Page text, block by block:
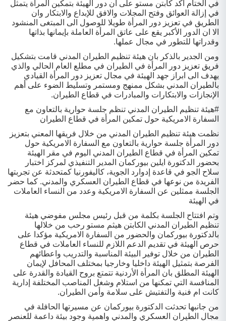
في الختام أكد كابتن مستو على ان دور الهيئة بتمكين المرأة يتمثل
في إزالة العوائق وفتح المجلات والافق للإبداع والابتكار وان
الطريق في تعزيز دور المرأة طويلا للوصول الى المبتغى المنشود
الا ان الدور الأكبر يقع على عاتق المرأة العاملة بإيمانها بذاتها
وقدراتها للتطور في مجال عملها.
ومن الجدير بالذكر بان هيئة تنظيم الطيران المدني قامت بتشكيل
فريق تعزيز دور المرأة في الطيران في مطلع العام الحالي والذي
يهدف الى ابراز جهد الهيئة في مجال تعزيز دور المرأة القيادي
بالطيران المدني بشكل ممنهج ومستمر وتسليط الضوء على أهم
الإنجازات والابتكارات والمبادرات في قطاع الطيران.
#هيئة تنظيم الطيران المدني تنظم جلسة حوارية بالتعاون مع
السفارة الامريكية حول تمكين المرأة في قطاع الطيران
نظمت هيئة تنظيم الطيران المدني من خلال فريقها المعني بتعزيز
دور المرأة جلسة حوارية بالتعاون مع السفارة الامريكية حول
تمكين المرأة في قطاع الطيران المدني اليوم في مقر الهيئة
بحضور الدكتورة ايلين بيوركمان المدير التنفيذي لمركز اختبار
سلاح الجو في قاعدة إدوارد الجوية، كاليفورنيا كمتحدثة عن تجربتها
الفريدة من نوعها في قطاع الطيران العسكري والمدني. كما حضر
الجلسة ممثلين عن السفارة الامريكية وعدد من النساء العاملات
في الهيئة
وتم افتتاح الجلسة بكلمة من قبل رئيس مجلس مفوضي هيئة
تنظيم الطيران المدني الكابتن هيثم مستو رحب من خلالها
بالدكتورة بيوركمان والحضور من السفارة الامريكية مؤكدا على
حرص الهيئة في تقديم الدعم اللازم للنساء العاملات في قطاع
الطيران من خلال توفير البيئة المناسبة والتدريب واعطائهم
الفرصة بتمثيل الهيئة داخليا وخارجيا بمختلف المحافل لإيمان
الهيئة المطلق بان المرأة الأردنية تتمتع بروح القيادة والقدرة على
المنافسة التي تمكنها من استلام وشغل المناصب المختلفة إدارية
كانت ام فنية والتفتيش على سلامة وأمن الطيران.
من جانبها تحدثت الدكتورة بيوركمان عن مسيرتها الحافلة في
مجال الطيران العسكري والمدني واهمية وجود بيئة داعمة للعنصر